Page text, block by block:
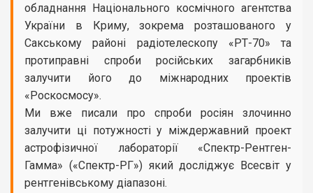
обладнання Національного космічного агентства
України в Криму, зокрема розташованого у
Сакському районі радіотелескопу «РТ-70» та
протиправні спроби російських загарбників
залучити його до міжнародних проектів
«Роскосмосу».
Ми вже писали про спроби росіян злочинно
залучити ці потужності у міждержавний проект
астрофізичної лабораторії «Спектр-Рентген-
Гамма» («Спектр-РГ») який досліджує Всесвіт у
рентгенівському діапазоні.